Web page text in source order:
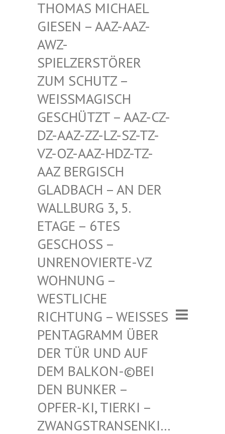
S MICHAEL GIESE
N – AAZ-AAZ-AWZ-S
PIEL
ZERSTÖRER ZUM S
CHUTZ – WEISSM
AGISCH GESCHÜ
TZT – AAZ-CZ-DZ-AAZ
-ZZ-LZ-SZ-TZ-VZ-OZ-
AAZ-HDZ-TZ-AAZ BE
RGISCH GLADBA
CH – AN DER WALLBU
RG 3, 5. ETAGE
– 6TES GESCHO
SS – UNRENO
VIERTE-VZ WOHNUN
G – WESTLI
CHE RICHTU
NG – WEISSES PENTAGR
AMM ÜBER DER TÜR
UND AUF DEM BAL
KON-©BEI DEN BUN
KER – OPFER-K
I, TIERKI – ZWANGST
RANSENKI… – ZWANG